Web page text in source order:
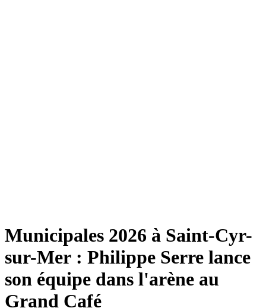
Municipales 2026 à Saint-Cyr-
sur-Mer : Philippe Serre lance
son équipe dans l'arène au
Grand Café